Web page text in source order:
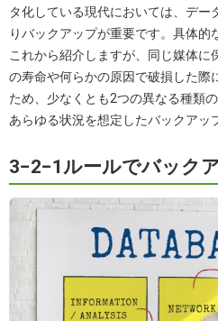
タ化している現代においては、デー
りバックアップが重要です。具体的
これから紹介しますが、同じ媒体に
の寿命や何らかの原因で破損した際
ため、少なくとも2つの異なる種類
あらゆる状況を想定したバックアッ
3−2−1ルールでバック